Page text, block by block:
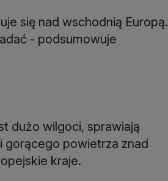
się nad wschodnią Europą.
- podsumowuje
dużo wilgoci, sprawiają
gorącego powietrza znad
kraje.